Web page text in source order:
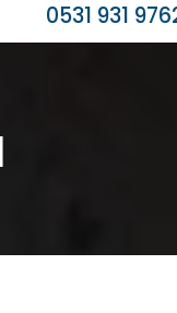
0531 931